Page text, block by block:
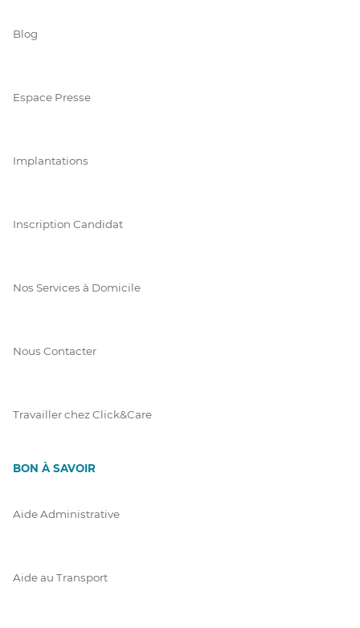
Blog
Espace Presse
Implantations
Inscription Candidat
Nos Services à Domicile
Nous Contacter
Travailler chez Click&Care
BON À SAVOIR
Aide Administrative
Aide au Transport